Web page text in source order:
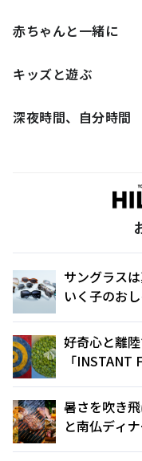
赤ちゃんと一緒に
キッズと遊ぶ
深夜時間、自分時間
サングラス
いく子のお
好奇心と離
「INSTANT
暑さを吹き
と南仏ディ